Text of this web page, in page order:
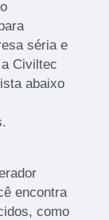
séria e
Civiltec
abaixo
encontra
como